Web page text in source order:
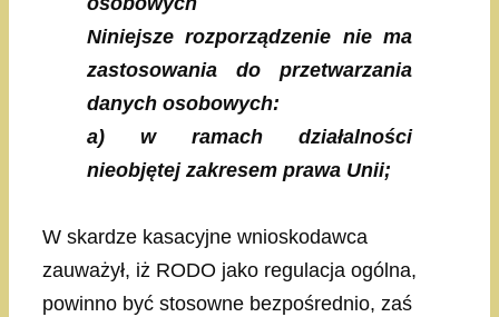
Niniejsze rozporządzenie nie ma
zastosowania do przetwarzania
danych osobowych:
a) w ramach działalności
nieobjętej zakresem prawa Unii;
W skardze kasacyjne wnioskodawca
zauważył, iż RODO jako regulacja ogólna,
powinno być stosowne bezpośrednio, zaś